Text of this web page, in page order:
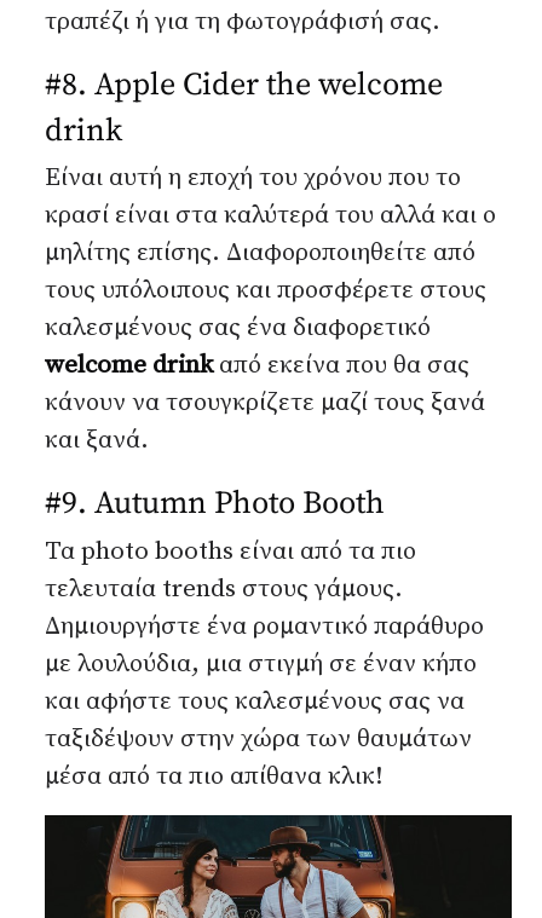
τραπέζι ή για τη φωτογράφισή σας.
#8. Apple Cider the welcome
drink
Είναι αυτή η εποχή του χρόνου που το
κρασί είναι στα καλύτερά του αλλά και ο
μηλίτης επίσης. Διαφοροποιηθείτε από
τους υπόλοιπους και προσφέρετε στους
καλεσμένους σας ένα διαφορετικό
welcome drinkαπό εκείνα που θα σας
κάνουν να τσουγκρίζετε μαζί τους ξανά
και ξανά.
#9. Autumn Photo Booth
Τα photo booths είναι από τα πιο
τελευταία trends στους γάμους.
Δημιουργήστε ένα ρομαντικό παράθυρο
με λουλούδια, μια στιγμή σε έναν κήπο
και αφήστε τους καλεσμένους σας να
ταξιδέψουν στην χώρα των θαυμάτων
μέσα από τα πιο απίθανα κλικ!